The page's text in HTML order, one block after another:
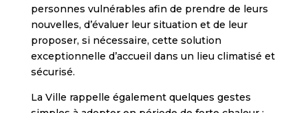
personnes vulnérables afin de prendre de leurs
nouvelles, d’évaluer leur situation et de leur
proposer, si nécessaire, cette solution
exceptionnelle d’accueil dans un lieu climatisé et
sécurisé.
La Ville rappelle également quelques gestes